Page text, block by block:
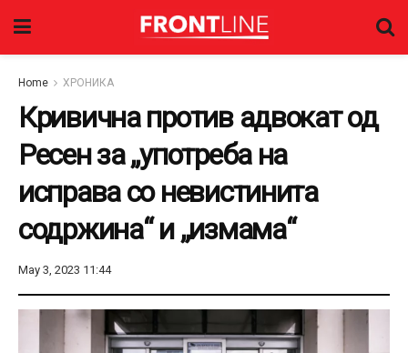
Home ХРОНИКА
Кривична против адвокат од
Ресен за „употреба на
исправа со невистинита
содржина“ и „измама“
May 3, 2023 11:44